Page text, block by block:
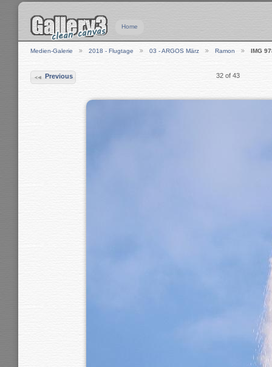
Home
Medien-Galerie 2018 - Flugtage 03 - ARGOS März Ramon IMG
Previous 32 of 43